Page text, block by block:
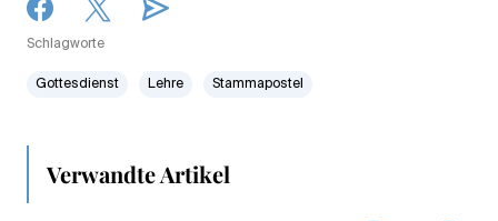
Schlagworte
Gottesdienst Lehre Stammapostel
Verwandte Artikel